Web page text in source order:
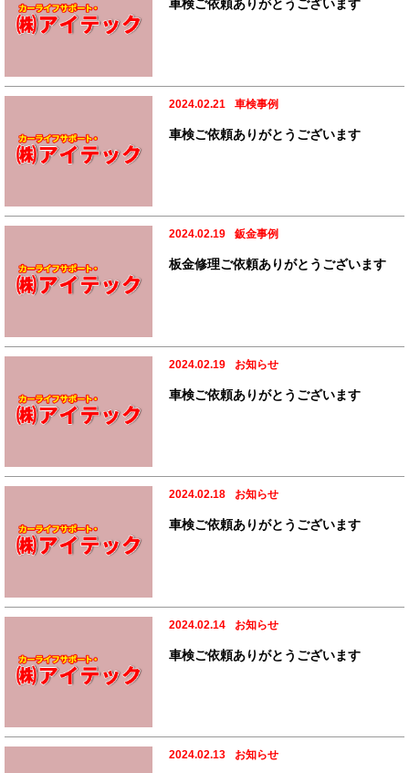
車検ご依頼ありがとうございます
2024.02.21 車検事例
車検ご依頼ありがとうございます
2024.02.19 鈑金事例
板金修理ご依頼ありがとうございます
2024.02.19 お知らせ
車検ご依頼ありがとうございます
2024.02.18 お知らせ
車検ご依頼ありがとうございます
2024.02.14 お知らせ
車検ご依頼ありがとうございます
2024.02.13 お知らせ